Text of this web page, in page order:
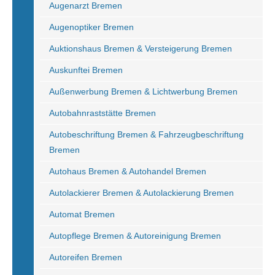
Augenarzt Bremen
Augenoptiker Bremen
Auktionshaus Bremen & Versteigerung Bremen
Auskunftei Bremen
Außenwerbung Bremen & Lichtwerbung Bremen
Autobahnraststätte Bremen
Autobeschriftung Bremen & Fahrzeugbeschriftung
Bremen
Autohaus Bremen & Autohandel Bremen
Autolackierer Bremen & Autolackierung Bremen
Automat Bremen
Autopflege Bremen & Autoreinigung Bremen
Autoreifen Bremen